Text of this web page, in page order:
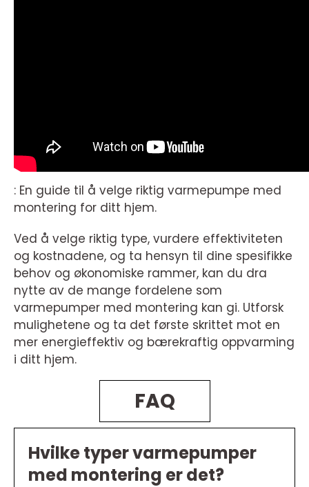
: En guide til å velge riktig varmepumpe med
montering for ditt hjem.
Ved å velge riktig type, vurdere effektiviteten
og kostnadene, og ta hensyn til dine spesifikke
behov og økonomiske rammer, kan du dra
nytte av de mange fordelene som
varmepumper med montering kan gi. Utforsk
mulighetene og ta det første skrittet mot en
mer energieffektiv og bærekraftig oppvarming
i ditt hjem.
FAQ
Hvilke typer varmepumper
med montering er det?